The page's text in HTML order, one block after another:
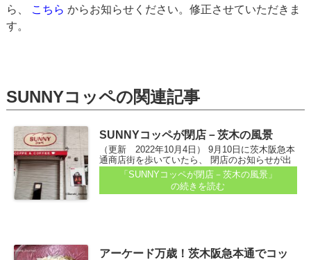
ら、 こちら からお知らせください。修正させていただきま
す。
SUNNYコッペの関連記事
SUNNYコッペが閉店－茨木の風景
（更新 2022年10月4日） 9月10日に茨木阪急本
通商店街を歩いていたら、 閉店のお知らせが出
ていました。 コッペパンの店「SUNNYコッペ」
さんのところ。9月9日（金）で閉店、と書いて
「SUNNYコッペが閉店－茨木の風景」
の続きを読む
アーケード万歳！茨木阪急本通でコッ